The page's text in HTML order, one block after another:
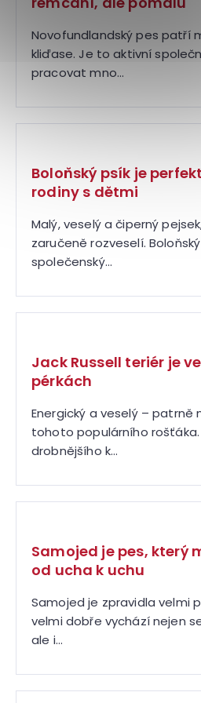
Novofundlandský pes patří
kliďase. Je to aktivní
pracovat mno...
Boloňský psík je
rodiny s dětmi
Malý, veselý a čiperný
zaručeně rozveselí.
společenský...
Jack Russell teriér je
pérkách
Energický a veselý – patrně
tohoto populárního rošťáka.
drobnějšího k...
Samojed je pes, který
od ucha k uchu
Samojed je zpravidla velmi
velmi dobře vychází nejen
ale i...